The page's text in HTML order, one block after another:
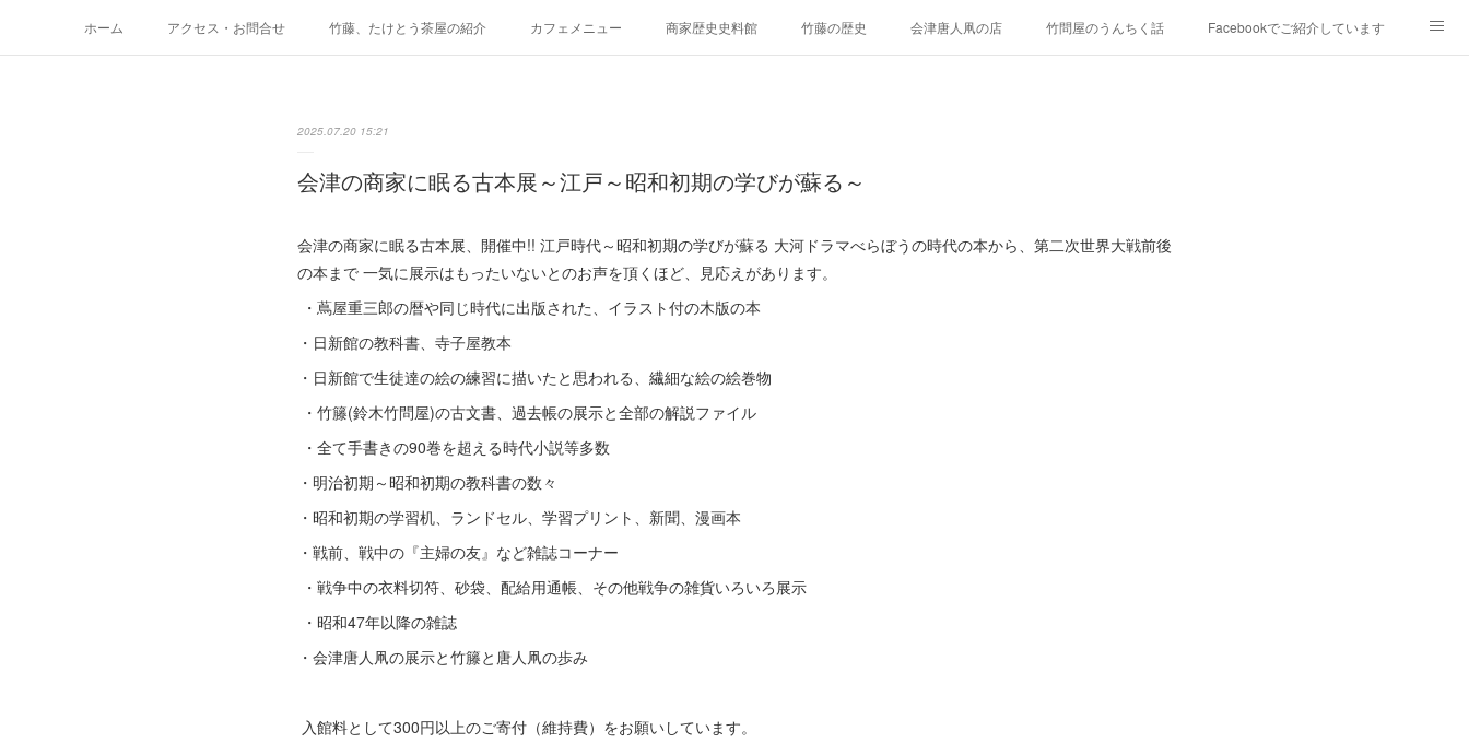
ホーム アクセス・お問合せ 竹藤、たけとう茶屋の紹介 カフェメニュー 商家歴史史料館 竹藤の歴史 会津唐人凧の店 竹問屋のうんちく話 Facebookでご紹介しています
2025.07.20 15:21
会津の商家に眠る古本展～江戸～昭和初期の学びが蘇る～
会津の商家に眠る古本展、開催中!! 江戸時代～昭和初期の学びが蘇る 大河ドラマべらぼうの時代の本から、第二次世界大戦前後
の本まで 一気に展示はもったいないとのお声を頂くほど、見応えがあります。
・蔦屋重三郎の暦や同じ時代に出版された、イラスト付の木版の本
・日新館の教科書、寺子屋教本
・日新館で生徒達の絵の練習に描いたと思われる、繊細な絵の絵巻物
・竹籐(鈴木竹問屋)の古文書、過去帳の展示と全部の解説ファイル
・全て手書きの90巻を超える時代小説等多数
・明治初期～昭和初期の教科書の数々
・昭和初期の学習机、ランドセル、学習プリント、新聞、漫画本
・戦前、戦中の『主婦の友』など雑誌コーナー
・戦争中の衣料切符、砂袋、配給用通帳、その他戦争の雑貨いろいろ展示
・昭和47年以降の雑誌
・会津唐人凧の展示と竹籐と唐人凧の歩み
入館料として300円以上のご寄付（維持費）をお願いしています。